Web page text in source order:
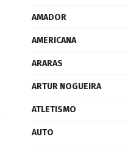
AMADOR
AMERICANA
ARARAS
ARTUR NOGUEIRA
ATLETISMO
AUTO